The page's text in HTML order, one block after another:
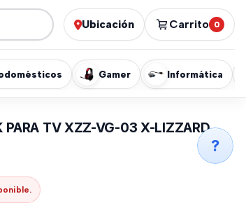
Ubicación Carrito 0
Gamer Informática
PARA TV XZZ-VG-03 X-LIZZARD
?